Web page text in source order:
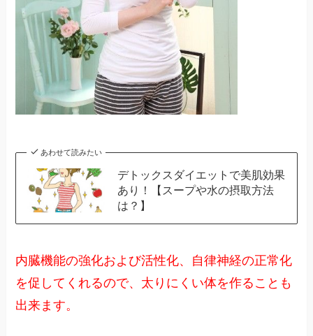
あわせて読みたい
デトックスダイエットで美肌効果
あり！【スープや水の摂取方法
は？】
内臓機能の強化および活性化、自律神経の正常化
を促してくれるので、太りにくい体を作ることも
出来ます。